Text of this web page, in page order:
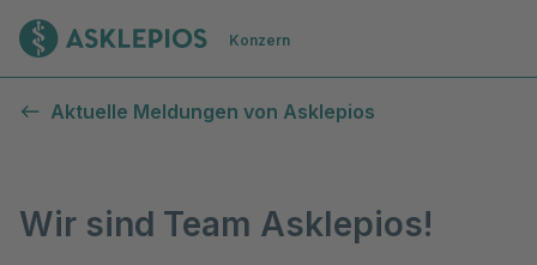
Zur Startseite
Konzern
Aktuelle Meldungen von Asklepios
Wir sind Team Asklepios!